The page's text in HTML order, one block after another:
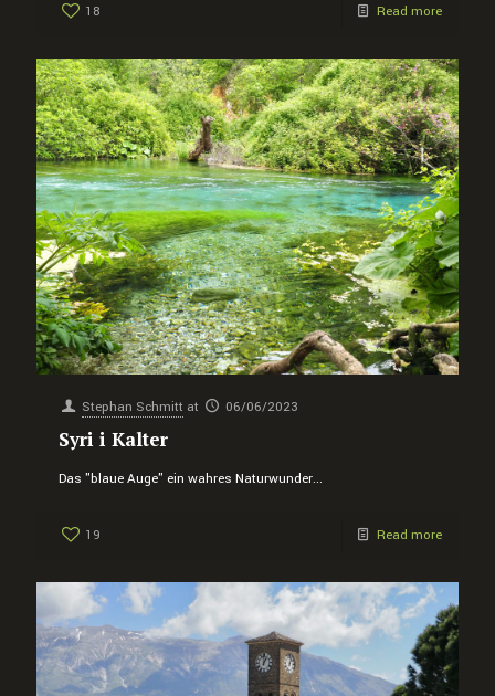
18 Read more
Stephan Schmitt at 06/06/2023
Syri i Kalter
Das "blaue Auge" ein wahres Naturwunder...
19 Read more